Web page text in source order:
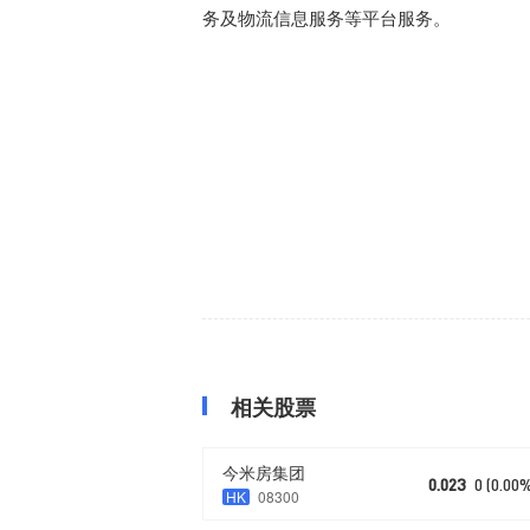
务及物流信息服务等平台服务。
相关股票
今米房集团
HK 08300
0.023 0